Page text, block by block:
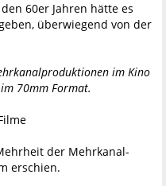
60er Jahren hätte es
überwiegend von der
im Kino
70mm Format.
der Mehrkanal-
erschien.